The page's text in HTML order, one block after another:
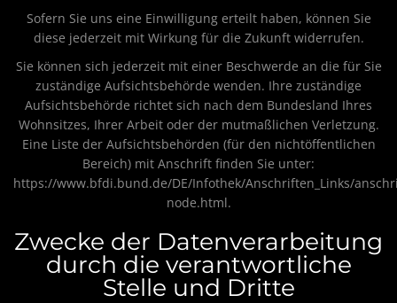
Sofern Sie uns eine Einwilligung erteilt haben, können Sie
diese jederzeit mit Wirkung für die Zukunft widerrufen.
Sie können sich jederzeit mit einer Beschwerde an die für Sie
zuständige Aufsichtsbehörde wenden. Ihre zuständige
Aufsichtsbehörde richtet sich nach dem Bundesland Ihres
Wohnsitzes, Ihrer Arbeit oder der mutmaßlichen Verletzung.
Eine Liste der Aufsichtsbehörden (für den nichtöffentlichen
Bereich) mit Anschrift finden Sie unter:
https://www.bfdi.bund.de/DE/Infothek/Anschriften_Links/
node.html.
Zwecke der Datenverarbeitung
durch die verantwortliche
Stelle und Dritte